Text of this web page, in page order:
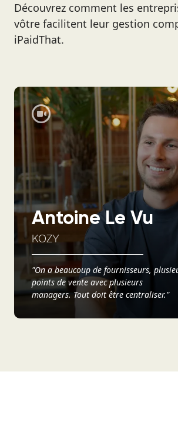
Découvrez comment les
vôtre facilitent leur gestion
iPaidThat.
Antoine Le Vu
KOZY
"On a beaucoup de fournisseurs,
points de vente avec plusieurs
managers. Tout doit être centraliser."